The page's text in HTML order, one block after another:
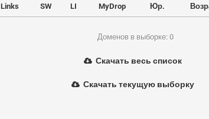
Links SW LI MyDrop Юр.
Доменов в выборке: 0
Скачать весь список
Скачать текущую выборку